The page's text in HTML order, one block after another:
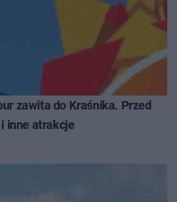
zawita do Kraśnika. Przed
inne atrakcje